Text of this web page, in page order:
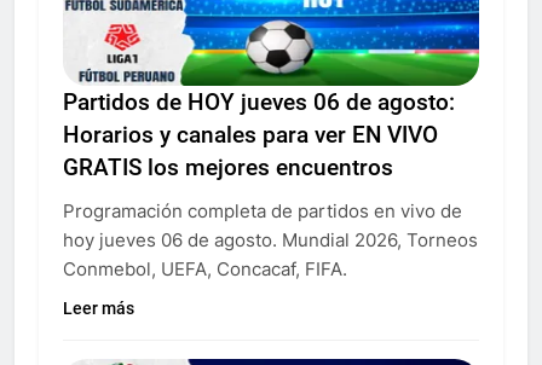
Partidos de HOY jueves 06 de agosto:
Horarios y canales para ver EN VIVO
GRATIS los mejores encuentros
Programación completa de partidos en vivo de
hoy jueves 06 de agosto. Mundial 2026, Torneos
Conmebol, UEFA, Concacaf, FIFA.
Leer más